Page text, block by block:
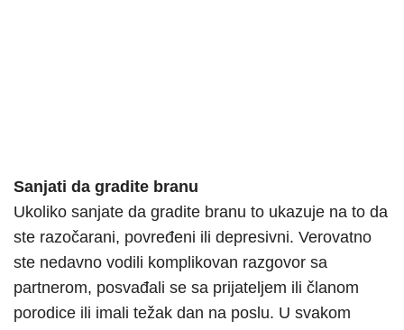
Sanjati da gradite branu
Ukoliko sanjate da gradite branu to ukazuje na to da
ste razočarani, povređeni ili depresivni. Verovatno
ste nedavno vodili komplikovan razgovor sa
partnerom, posvađali se sa prijateljem ili članom
porodice ili imali težak dan na poslu. U svakom